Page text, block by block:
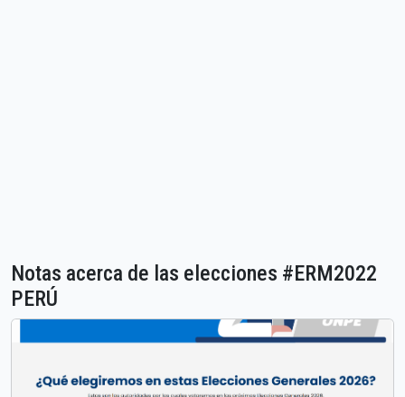
Notas acerca de las elecciones #ERM2022
PERÚ